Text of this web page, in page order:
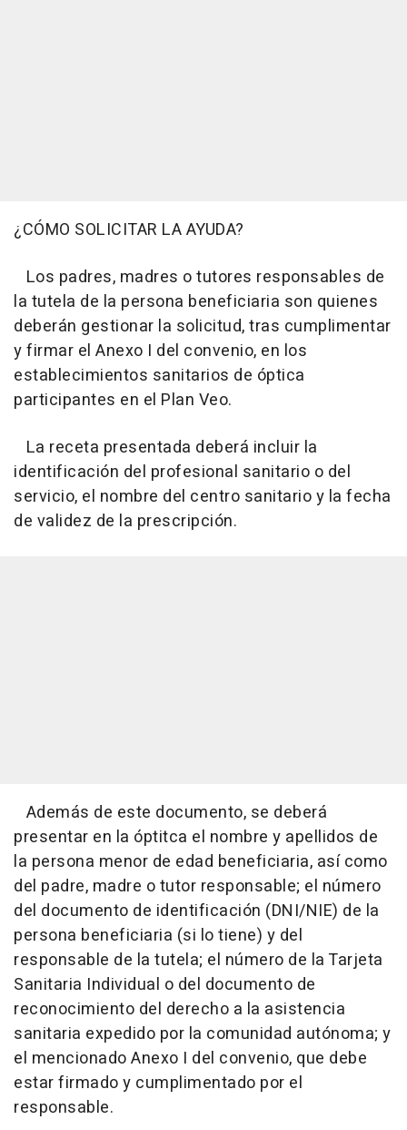
¿CÓMO SOLICITAR LA AYUDA?
Los padres, madres o tutores responsables de
la tutela de la persona beneficiaria son quienes
deberán gestionar la solicitud, tras cumplimentar
y firmar el Anexo I del convenio, en los
establecimientos sanitarios de óptica
participantes en el Plan Veo.
La receta presentada deberá incluir la
identificación del profesional sanitario o del
servicio, el nombre del centro sanitario y la fecha
de validez de la prescripción.
Además de este documento, se deberá
presentar en la óptitca el nombre y apellidos de
la persona menor de edad beneficiaria, así como
del padre, madre o tutor responsable; el número
del documento de identificación (DNI/NIE) de la
persona beneficiaria (si lo tiene) y del
responsable de la tutela; el número de la Tarjeta
Sanitaria Individual o del documento de
reconocimiento del derecho a la asistencia
sanitaria expedido por la comunidad autónoma; y
el mencionado Anexo I del convenio, que debe
estar firmado y cumplimentado por el
responsable.